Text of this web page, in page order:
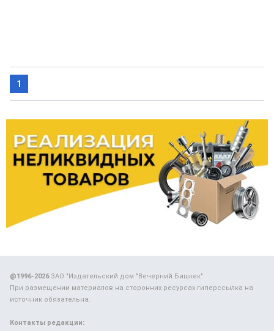
1
@1996-2026ЗАО "Издательский дом "Вечерний Бишкек"
При размещении материалов на сторонних ресурсах гиперссылка на
источник обязательна.
Контакты редакции: